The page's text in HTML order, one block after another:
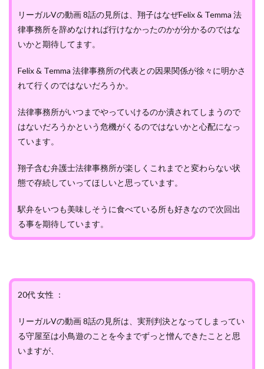
リーガルVの動画 8話の見所は、翔子はなぜFelix & Temma 法
律事務所を辞めなければ行けなかったのかが分かるのではな
いかと期待してます。
Felix & Temma 法律事務所の代表との因果関係が徐々に明かさ
れて行くのではないだろうか。
法律事務所がいつまでやっていけるのか潰されてしまうので
はないだろうかという危機がくるのではないかと心配になっ
ています。
翔子含む弁護士法律事務所が楽しくこれまでと変わらない状
態で存続していってほしいと思っています。
駅弁をいつも美味しそうに食べている所も好きなので次回出
る事を期待しています。
20代 女性 ：
リーガルVの動画 8話の見所は、実刑判決となってしまってい
る守屋至は小鳥遊のことを今までずっと憎んできたことと思
いますが、